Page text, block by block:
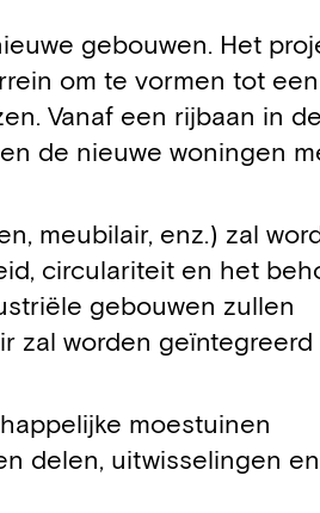
gebouwen. Het
om te vormen tot een
Vanaf een rijbaan in de
de nieuwe woningen
meubilair, enz.) zal
circulariteit en het
gebouwen zullen
zal worden geïntegreerd
moestuinen
delen, uitwisselingen en